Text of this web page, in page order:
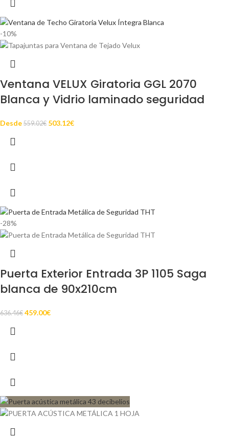
-10%
Ventana VELUX Giratoria GGL 2070
Blanca y Vidrio laminado seguridad
Desde 559.02€ 503.12€
-28%
Puerta Exterior Entrada 3P 1105 Saga
blanca de 90x210cm
636.46€ 459.00€